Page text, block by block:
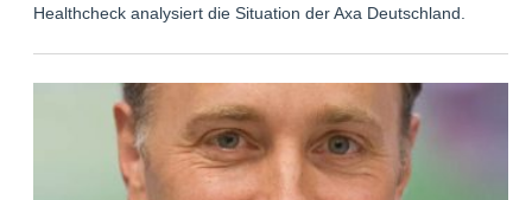
Healthcheck analysiert die Situation der Axa Deutschland.